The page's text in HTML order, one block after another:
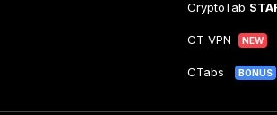
CryptoTab
CT VPN NEW
CTabs BONUS